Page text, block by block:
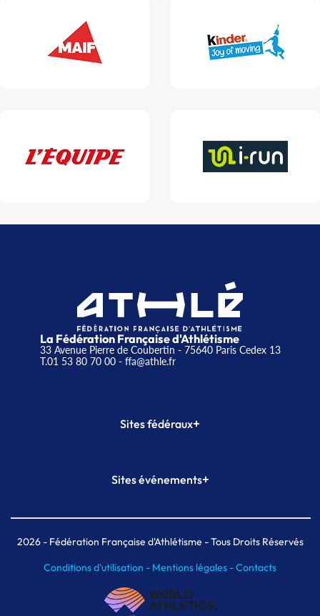
La Fédération Française d'Athlétisme
33 Avenue Pierre de Coubertin - 75640 Paris Cedex 13
T.01 53 80 70 00- ffa@athle.fr
Sites fédéraux+
Plateforme Formation
Sites événements+
Meeting de Paris indoor
MAIF Ekiden de Paris
2026- Fédération Française d'Athlétisme - Tous Droits Réservés
Conditions d'utilisation - Mentions légales -Contacts